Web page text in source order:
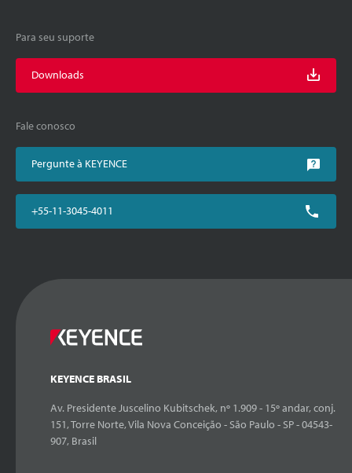
Para seu suporte
Downloads
Fale conosco
Pergunte à KEYENCE
+55-11-3045-4011
KEYENCE BRASIL
Av. Presidente Juscelino Kubitschek, nº 1.909 - 15º andar, conj.
151, Torre Norte, Vila Nova Conceição - São Paulo - SP - 04543-
907, Brasil